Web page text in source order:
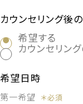
カウンセリング後
希望する
カウンセリン
希望日時
第一希望